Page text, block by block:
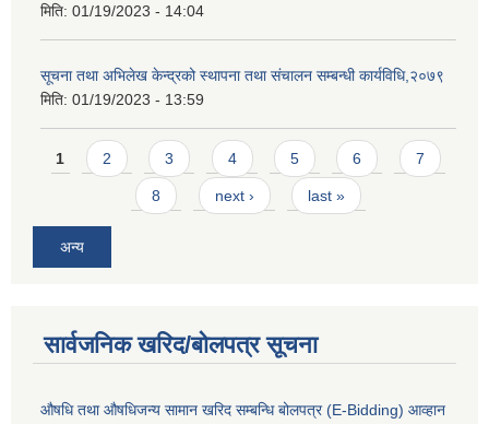
मिति: 01/19/2023 - 14:04
सूचना तथा अभिलेख केन्द्रको स्थापना तथा संचालन सम्बन्धी कार्यविधि,२०७९
मिति: 01/19/2023 - 13:59
Pages
1 2 3 4 5 6 7
8 next › last »
अन्य
सार्वजनिक खरिद/बोलपत्र सूचना
औषधि तथा औषधिजन्य सामान खरिद सम्बन्धि बोलपत्र (E-Bidding) आव्हान